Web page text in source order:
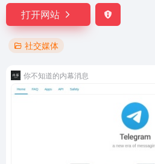
打开网站
社交媒体
你不知道的内幕消息